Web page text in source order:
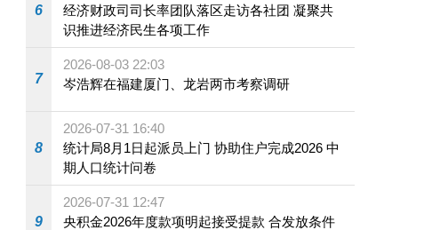
6
经济财政司司长率团队落区走访各社团 凝聚共
识推进经济民生各项工作
7
2026-08-03 22:03
岑浩辉在福建厦门、龙岩两市考察调研
8
2026-07-31 16:40
统计局8月1日起派员上门 协助住户完成2026 中
期人口统计问卷
9
2026-07-31 12:47
央积金2026年度款项明起接受提款 合发放条件